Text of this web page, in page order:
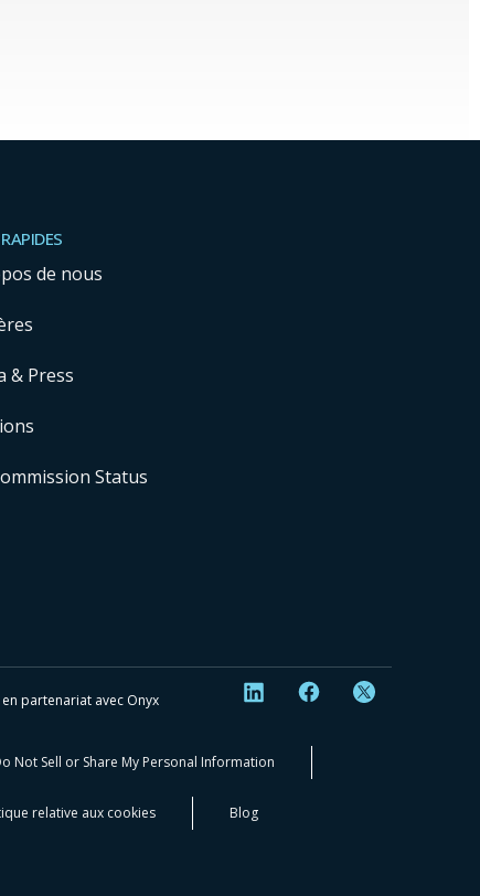
de nous
& Press
Status
partenariat avec Onyx
Not Sell or Share My Personal Information
relative aux cookies Blog